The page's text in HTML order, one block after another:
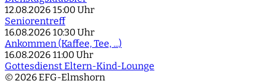
12.08.2026 15:00 Uhr
Seniorentreff
16.08.2026 10:30 Uhr
Ankommen (Kaffee, Tee, ...)
16.08.2026 11:00 Uhr
Gottesdienst Eltern-Kind-Lounge
© 2026 EFG-Elmshorn